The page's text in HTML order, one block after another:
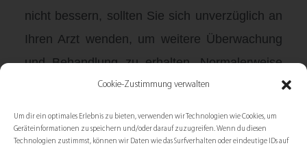
Cookie-Zustimmung verwalten
Um dir ein optimales Erlebnis zu bieten, verwenden wir Technologien wie Cookies, um
Geräteinformationen zu speichern und/oder darauf zuzugreifen. Wenn du diesen
Technologien zustimmst, können wir Daten wie das Surfverhalten oder eindeutige IDs auf
nicht bessern, sollten Sie sich unverzüglich an
Ihren Arzt wenden, um weitere Überwachung
und Behandlung zu erhalten. Normalerweise
verschwinden Pickel nach 7 bis 15 Tagen von
selbst, aber wenn Pickel in den Achselhöhlen
auftreten, müssen Sie offensichtlich doppelte